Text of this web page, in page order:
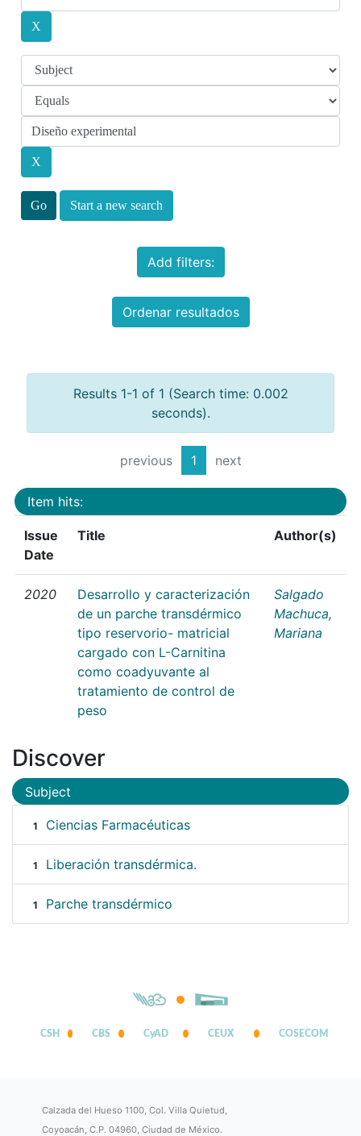
Start a new search
Add filters:
Ordenar resultados
Results 1-1 of 1 (Search time: 0.002
seconds).
previous 1 next
Item hits:
Issue
Date
Title Author(s)
2020
Desarrollo y caracterización
de un parche transdérmico
tipo reservorio- matricial
cargado con L-Carnitina
como coadyuvante al
tratamiento de control de
peso
Salgado
Machuca,
Mariana
Discover
Subject
1 Ciencias Farmacéuticas
1 Liberación transdérmica.
1 Parche transdérmico
CSH CBS CyAD CEUX COSECOM
Calzada del Hueso 1100, Col. Villa Quietud,
Coyoacán, C.P. 04960, Ciudad de México.